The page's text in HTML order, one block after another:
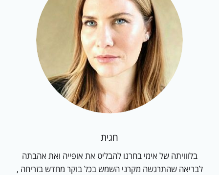
חגית
בלווויתה של אימי בחרנו להבליט את אופייה ואת אהבתה
לבריאה שהתרגשה מקרני השמש בכל בוקר מחדש בזריחה ,